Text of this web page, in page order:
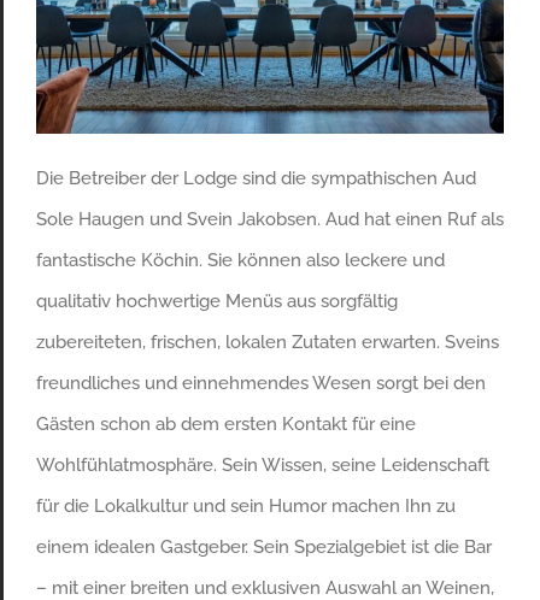
Die Betreiber der Lodge sind die sympathischen Aud
Sole Haugen und Svein Jakobsen. Aud hat einen Ruf als
fantastische Köchin. Sie können also leckere und
qualitativ hochwertige Menüs aus sorgfältig
zubereiteten, frischen, lokalen Zutaten erwarten. Sveins
freundliches und einnehmendes Wesen sorgt bei den
Gästen schon ab dem ersten Kontakt für eine
Wohlfühlatmosphäre. Sein Wissen, seine Leidenschaft
für die Lokalkultur und sein Humor machen Ihn zu
einem idealen Gastgeber. Sein Spezialgebiet ist die Bar
– mit einer breiten und exklusiven Auswahl an Weinen,